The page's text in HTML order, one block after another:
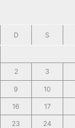
D S
2 3
9 10
16 17
23 24